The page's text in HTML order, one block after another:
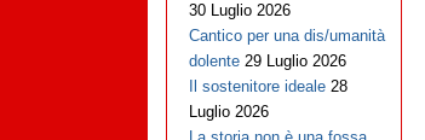
30 Luglio 2026
Cantico per una dis/umanità
dolente 29 Luglio 2026
Il sostenitore ideale 28
Luglio 2026